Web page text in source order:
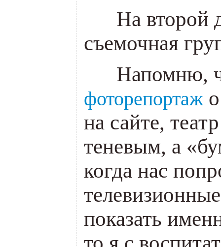
На второй
съемочная
Напомню,
фоторепортаж
на сайте,
теневым, а
когда нас
показать